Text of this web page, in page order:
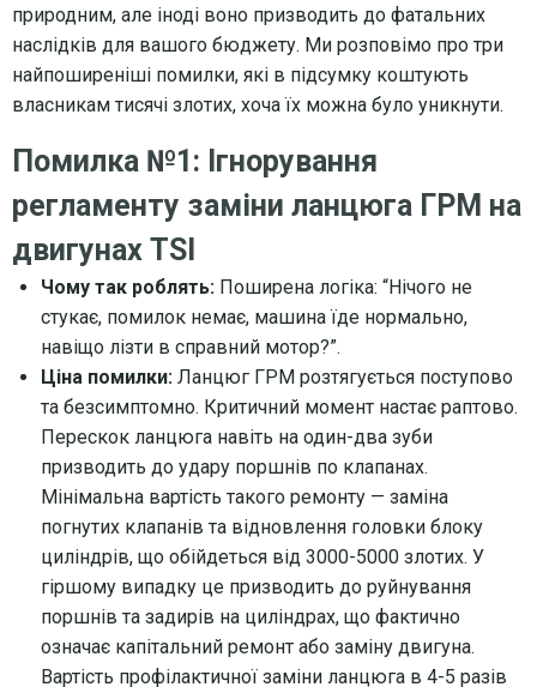
природним, але іноді воно призводить до фатальних
наслідків для вашого бюджету. Ми розповімо про три
найпоширеніші помилки, які в підсумку коштують
власникам тисячі злотих, хоча їх можна було уникнути.
Помилка №1: Ігнорування
регламенту заміни ланцюга ГРМ на
двигунах TSI
Чому так роблять: Поширена логіка: “Нічого не
стукає, помилок немає, машина їде нормально,
навіщо лізти в справний мотор?”.
Ціна помилки: Ланцюг ГРМ розтягується поступово
та безсимптомно. Критичний момент настає раптово.
Перескок ланцюга навіть на один-два зуби
призводить до удару поршнів по клапанах.
Мінімальна вартість такого ремонту — заміна
погнутих клапанів та відновлення головки блоку
циліндрів, що обійдеться від 3000-5000 злотих. У
гіршому випадку це призводить до руйнування
поршнів та задирів на циліндрах, що фактично
означає капітальний ремонт або заміну двигуна.
Вартість профілактичної заміни ланцюга в 4-5 разів